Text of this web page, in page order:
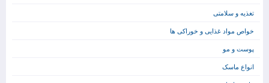
تغذیه و سلامتی
خواص مواد غذایی و خوراکی ها
پوست و مو
انواع ماسک